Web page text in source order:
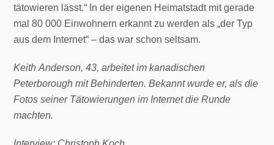
tätowieren lässt.“ In der eigenen Heimatstadt mit gerade
mal 80 000 Einwohnern erkannt zu werden als „der Typ
aus dem Internet“ – das war schon seltsam.
Keith Anderson, 43, arbeitet im kanadischen
Peterborough mit Behinderten. Bekannt wurde er, als die
Fotos seiner Tätowierungen im Internet die Runde
machten.